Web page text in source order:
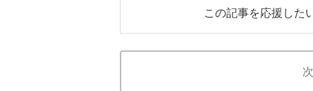
この記事を応援した